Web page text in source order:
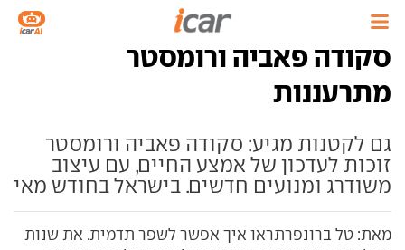
סקודה פאביה ורומסטר
מתרעננות
גם לקטנות מגיע: סקודה פאביה ורומסטר
זוכות לעדכון של אמצע החיים, עם עיצוב
משודרג ומנועים חדשים. בישראל בחודש מאי
מאת: טל ברונפרתראו איך אפשר לשפר תדמית. את שנות